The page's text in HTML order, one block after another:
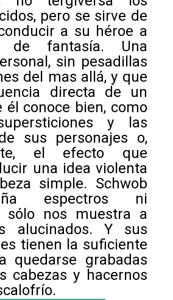
pero se sirve de
a su héroe a
de fantasía. Una
sin pesadillas
del mas allá, y que
directa de un
él conoce bien, como
y las
sus personajes o,
el efecto que
una idea violenta
simple. Schwob
espectros ni
sólo nos muestra a
alucinados. Y sus
tienen la suficiente
quedarse grabadas
cabezas y hacernos